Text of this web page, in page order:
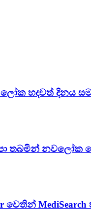
හදවත් දිනය
තබමින් නවලෝක
MediSearch